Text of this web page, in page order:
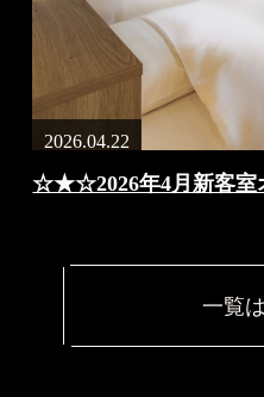
2026.02.15
無料送迎バスとお荷物
一覧